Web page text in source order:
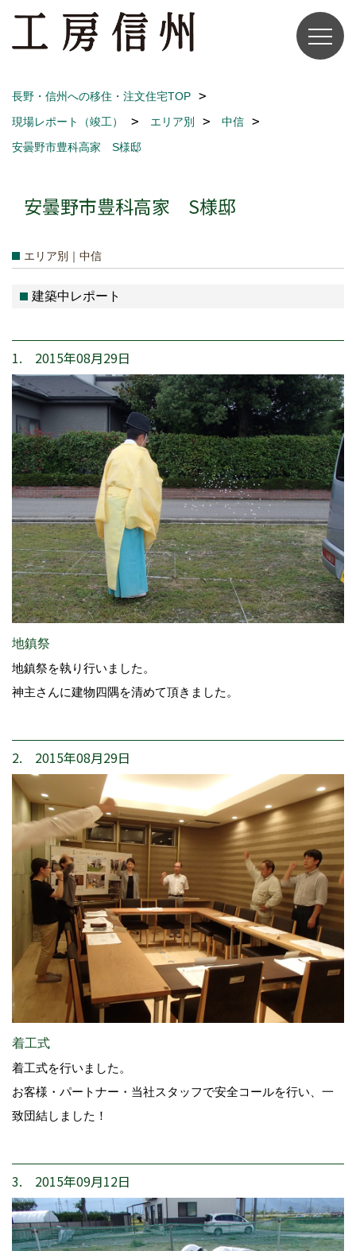
長野・信州への移住・注文住宅TOP
現場レポート（竣工）
エリア別
中信
安曇野市豊科高家 S様邸
安曇野市豊科高家 S様邸
エリア別｜中信
建築中レポート
1. 2015年08月29日
地鎮祭
地鎮祭を執り行いました。
神主さんに建物四隅を清めて頂きました。
2. 2015年08月29日
着工式
着工式を行いました。
お客様・パートナー・当社スタッフで安全コールを行い、一
致団結しました！
3. 2015年09月12日